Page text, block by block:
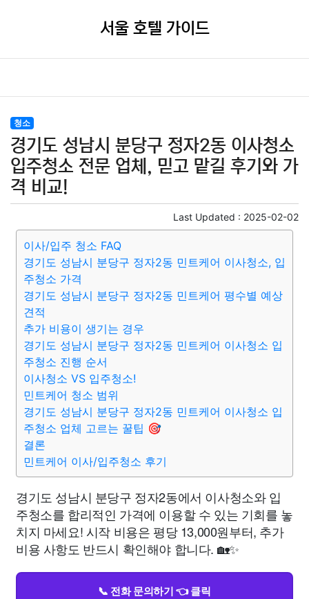
서울 호텔 가이드
청소
경기도 성남시 분당구 정자2동 이사청소
입주청소 전문 업체, 믿고 맡길 후기와 가
격 비교!
Last Updated : 2025-02-02
이사/입주 청소 FAQ
경기도 성남시 분당구 정자2동 민트케어 이사청소, 입
주청소 가격
경기도 성남시 분당구 정자2동 민트케어 평수별 예상
견적
추가 비용이 생기는 경우
경기도 성남시 분당구 정자2동 민트케어 이사청소 입
주청소 진행 순서
이사청소 VS 입주청소!
민트케어 청소 범위
경기도 성남시 분당구 정자2동 민트케어 이사청소 입
주청소 업체 고르는 꿀팁 🎯
결론
민트케어 이사/입주청소 후기
경기도 성남시 분당구 정자2동에서 이사청소와 입
주청소를 합리적인 가격에 이용할 수 있는 기회를 놓
치지 마세요! 시작 비용은 평당 13,000원부터, 추가
비용 사항도 반드시 확인해야 합니다. 🏡✨
📞 전화 문의하기 👈 클릭